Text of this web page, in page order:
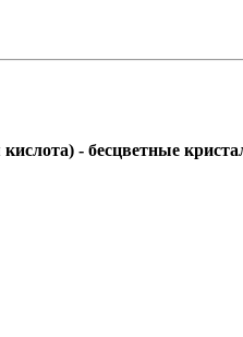
кислота) - бесцветные